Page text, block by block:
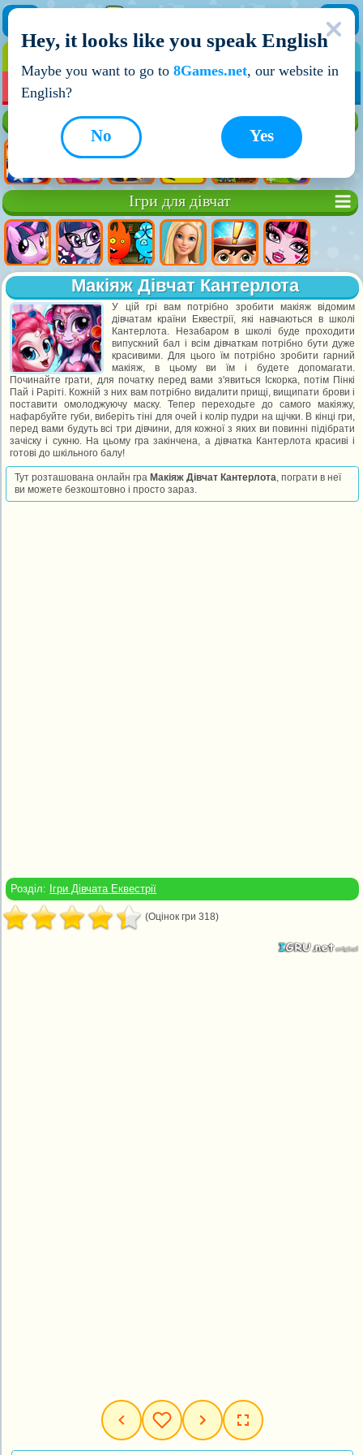
НОВІ ІГРИ
Ігри для дівчат
Макіяж Дівчат Кантерлота
У цій грі вам потрібно зробити макіяж відомим
дівчатам країни Еквестрії, які навчаються в школі
Кантерлота. Незабаром в школі буде проходити
випускний бал і всім дівчаткам потрібно бути дуже
красивими. Для цього їм потрібно зробити гарний
макіяж, в цьому ви їм і будете допомагати.
Починайте грати, для початку перед вами з'явиться Іскорка, потім Пінкі
Пай і Раріті. Кожній з них вам потрібно видалити прищі, вищипати брови і
поставити омолоджуючу маску. Тепер переходьте до самого макіяжу,
нафарбуйте губи, виберіть тіні для очей і колір пудри на щічки. В кінці гри,
перед вами будуть всі три дівчини, для кожної з яких ви повинні підібрати
зачіску і сукню. На цьому гра закінчена, а дівчатка Кантерлота красиві і
готові до шкільного балу!
Тут розташована онлайн гра Макіяж Дівчат Кантерлота, пограти в неї
ви можете безкоштовно і просто зараз.
Розділ: Ігри Дівчата Еквестрії
(Оцінок гри 318)
Hey, it looks like you speak English
Maybe you want to go to 8Games.net, our website in
English?
Yes
No